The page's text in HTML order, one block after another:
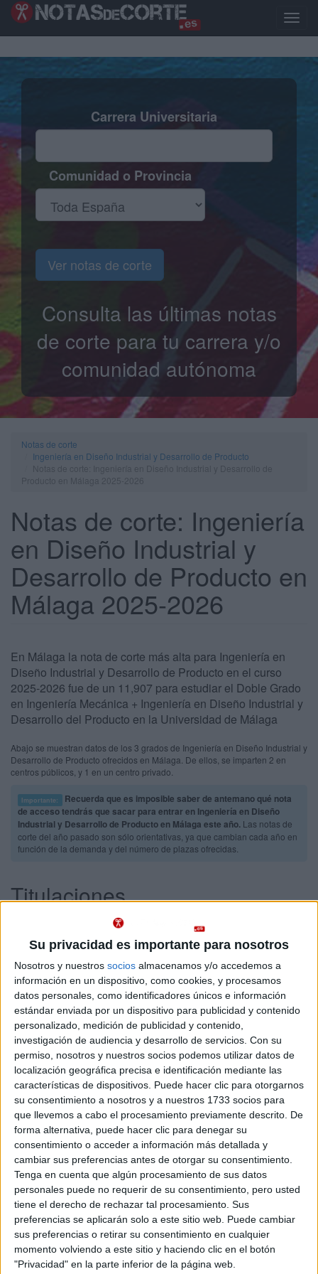
Su privacidad es importante para nosotros
Nosotros y nuestros socios almacenamos y/o accedemos a
información en un dispositivo, como cookies, y procesamos
datos personales, como identificadores únicos e información
estándar enviada por un dispositivo para publicidad y contenido
personalizado, medición de publicidad y contenido,
investigación de audiencia y desarrollo de servicios. Con su
permiso, nosotros y nuestros socios podemos utilizar datos de
localización geográfica precisa e identificación mediante las
características de dispositivos. Puede hacer clic para otorgarnos
su consentimiento a nosotros y a nuestros 1733 socios para
que llevemos a cabo el procesamiento previamente descrito. De
forma alternativa, puede hacer clic para denegar su
consentimiento o acceder a información más detallada y
cambiar sus preferencias antes de otorgar su consentimiento.
Tenga en cuenta que algún procesamiento de sus datos
personales puede no requerir de su consentimiento, pero usted
tiene el derecho de rechazar tal procesamiento. Sus
preferencias se aplicarán solo a este sitio web. Puede cambiar
sus preferencias o retirar su consentimiento en cualquier
momento volviendo a este sitio y haciendo clic en el botón
"Privacidad" en la parte inferior de la página web.
Pasar
Toggle
Carrera Universitaria
Comunidad o Provincia
Ver notas de corte
Consulta las últimas notas
de corte para tu carrera y/o
comunidad autónoma
Notas de corte
Ingeniería en Diseño Industrial y Desarrollo de Producto
Notas de corte: Ingeniería
en Diseño Industrial y
Desarrollo de Producto en
Málaga 2025-2026
En Málaga la nota de corte más alta para Ingeniería en
Diseño Industrial y Desarrollo de Producto en el curso
2025-2026 fue de un 11,907 para estudiar el Doble Grado
en Ingeniería Mecánica + Ingeniería en Diseño Industrial y
Desarrollo del Producto en la Universidad de Málaga
Abajo se muestran datos de los 3 grados de Ingeniería en Diseño Industrial y
Desarrollo de Producto ofrecidos en Málaga. De ellos, se imparten 2 en
centros públicos, y 1 en un centro privado.
Importante:
Recuerda que es imposible saber de antemano qué nota
de acceso tendrás que sacar para entrar en Ingeniería en Diseño
Industrial y Desarrollo de Producto en Málaga este año. Las notas de
corte del año pasado son sólo orientativas, ya que cambian cada año en
función de la demanda y del número de plazas ofrecidas.
Titulaciones
Nota de corte
11,907
Idioma de
enseñanza:
Doble Grado en Ingeniería Mecánica + Ingeniería en Diseño
Universidad de Málaga
Universidad Pública
Duración: 5,0 años
Precio del primer curso:no disponible
Pídeles información ¡GRATIS!
Málaga
Presencial
Nota de corte
9,277
enseñanza:
Castellano
Grado en Ingeniería en Diseño Industrial y Desarrollo del
Producto
Universidad de Málaga
Universidad Pública
Duración:4,0 años
Precio del primer curso:757 €
Pídeles información ¡GRATIS!
Málaga
Nota de corte
No aplica
Grado en Diseño Industrial y Desarrollo de Producto
Universidad Alfonso X el Sabio
Universidad Privada
Duración:
Precio del primer curso: 10.200 €